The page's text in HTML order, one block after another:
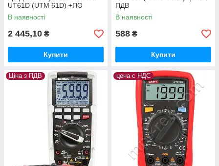
UT61D (UTM 61D) +ПО
В наявності
2 445,10 ₴
Купити
ПДВ
В наявності
588 ₴
Купити
Ціна з ПДВ цена с НДС